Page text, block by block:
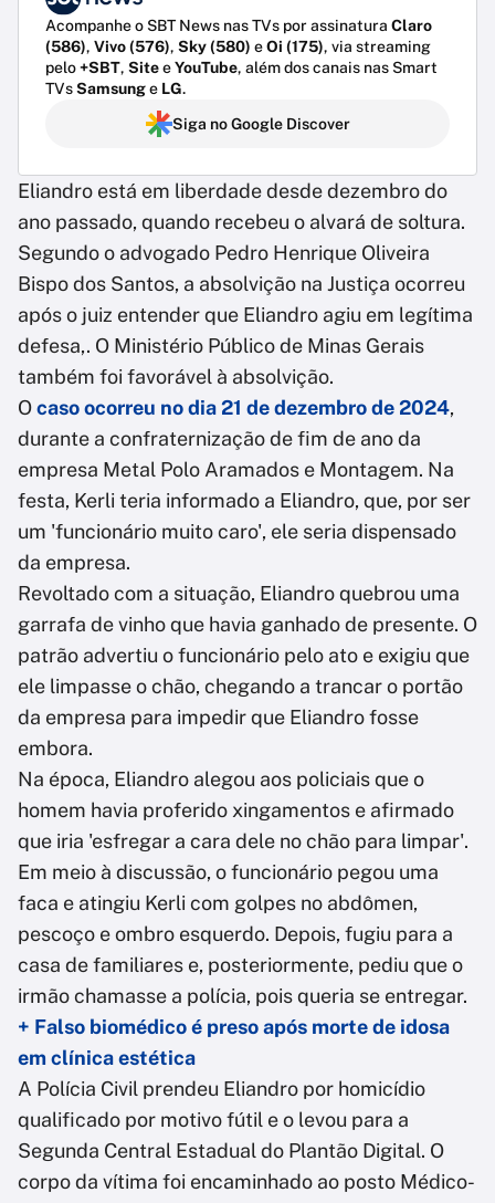
Acompanhe o SBT News nas TVs por assinatura Claro
(586), Vivo (576), Sky (580) eOi (175), via streaming
pelo+SBT, SiteeYouTube, além dos canais nas Smart
TVsSamsunge LG.
Siga no Google Discover
Eliandro está em liberdade desde dezembro do
ano passado, quando recebeu o alvará de soltura.
Segundo o advogado Pedro Henrique Oliveira
Bispo dos Santos, a absolvição na Justiça ocorreu
após o juiz entender que Eliandro agiu em legítima
defesa,. O Ministério Público de Minas Gerais
também foi favorável à absolvição.
Ocaso ocorreu no dia 21 de dezembro de 2024,
durante a confraternização de fim de ano da
empresa Metal Polo Aramados e Montagem. Na
festa, Kerli teria informado a Eliandro, que, por ser
um 'funcionário muito caro', ele seria dispensado
da empresa.
Revoltado com a situação, Eliandro quebrou uma
garrafa de vinho que havia ganhado de presente. O
patrão advertiu o funcionário pelo ato e exigiu que
ele limpasse o chão, chegando a trancar o portão
da empresa para impedir que Eliandro fosse
embora.
Na época, Eliandro alegou aos policiais que o
homem havia proferido xingamentos e afirmado
que iria 'esfregar a cara dele no chão para limpar'.
Em meio à discussão, o funcionário pegou uma
faca e atingiu Kerli com golpes no abdômen,
pescoço e ombro esquerdo. Depois, fugiu para a
casa de familiares e, posteriormente, pediu que o
irmão chamasse a polícia, pois queria se entregar.
+ Falso biomédico é preso após morte de idosa
em clínica estética
A Polícia Civil prendeu Eliandro por homicídio
qualificado por motivo fútil e o levou para a
Segunda Central Estadual do Plantão Digital. O
corpo da vítima foi encaminhado ao posto Médico-